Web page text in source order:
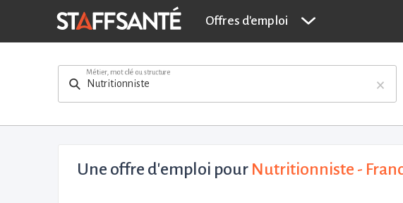
Offres d'emploi
×
Métier, mot clé ou structure
Une offre d'emploi pour Nutritionniste -